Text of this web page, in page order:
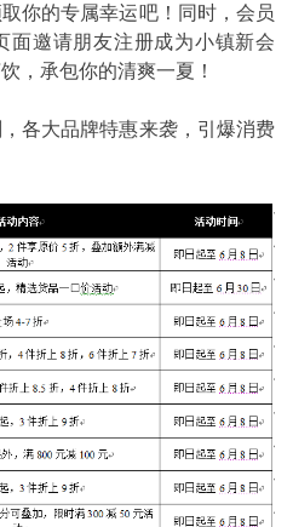
你的专属幸运吧！同时，会员
面邀请朋友注册成为小镇新会
，承包你的清爽一夏！
各大品牌特惠来袭，引爆消费